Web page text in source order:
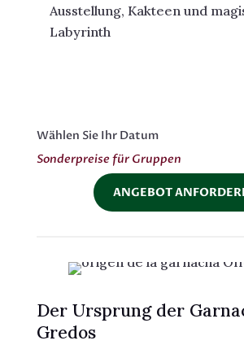
Ausstellung, Kakteen und
Labyrinth
Wählen Sie Ihr Datum
Sonderpreise für Gruppen
ANGEBOT
Der Ursprung der
Gredos